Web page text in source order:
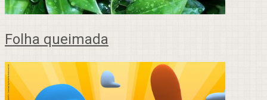
Folha queimada